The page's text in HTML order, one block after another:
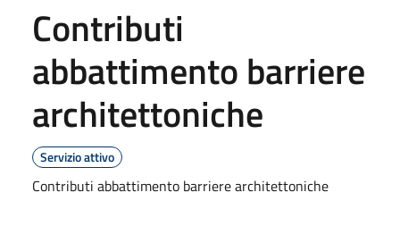
Contributi
abbattimento barriere
architettoniche
Servizio attivo
Contributi abbattimento barriere architettoniche